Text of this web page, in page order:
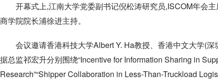
开幕式上,江南大学党委副书记倪松涛研究员,ISCOM年会
商学院院长浦徐进主持。
会议邀请香港科技大学Albert Y. Ha教授、香港中文大学(
据总监祁宏升分别围绕“Incentive for Information Sharing in
Research”“Shipper Collaboration in Less-Than-Truckload